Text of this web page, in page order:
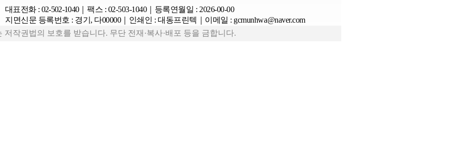
대표전화 : 02-502-1040｜팩스 : 02-503-1040｜등록연월일 : 2026-00-00
지면신문 등록번호 : 경기, 다00000｜인쇄인 : 대동프린텍
｜이메일 : gcmunhwa@naver.com
작권법의 보호를 받습니다. 무단 전재·복사·배포 등을 금합니다.